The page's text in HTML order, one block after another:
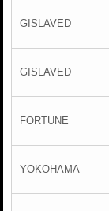
GISLAVED
GISLAVED
FORTUNE
YOKOHAMA